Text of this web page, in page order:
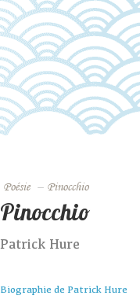
Poésie – Pinocchio
Pinocchio
Patrick Hure
Biographie de Patrick Hure